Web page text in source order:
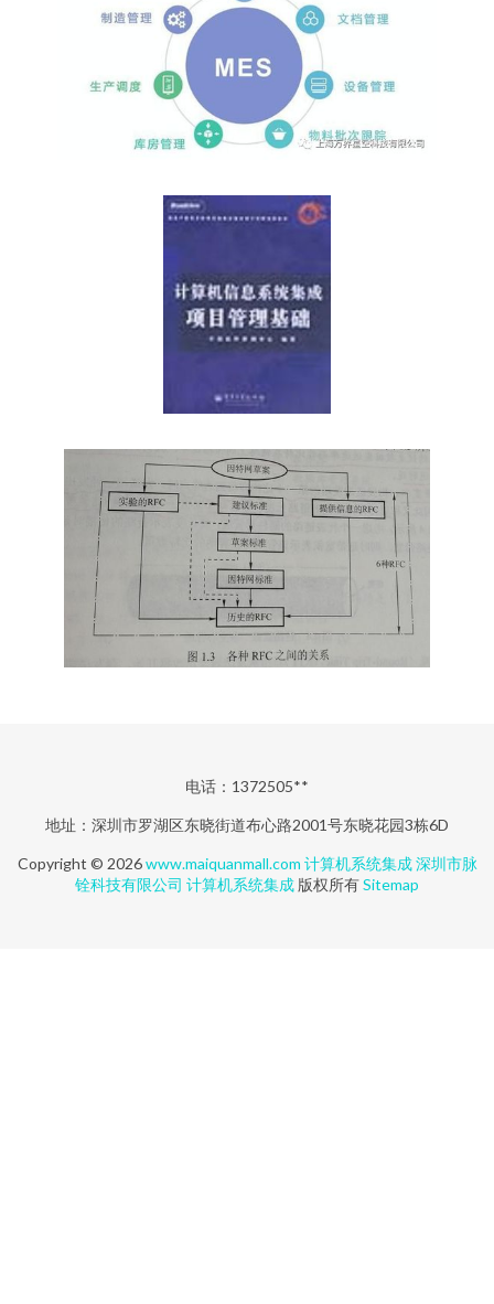
电话：1372505**
地址：深圳市罗湖区东晓街道布心路2001号东晓花园3栋6D
Copyright © 2026www.maiquanmall.com 计算机系统集成 深圳市脉
铨科技有限公司 计算机系统集成 版权所有Sitemap